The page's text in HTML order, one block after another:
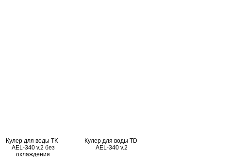
Кулер для воды TK-
AEL-340 v.2 без
охлаждения
Кулер для воды TD-
AEL-340 v.2